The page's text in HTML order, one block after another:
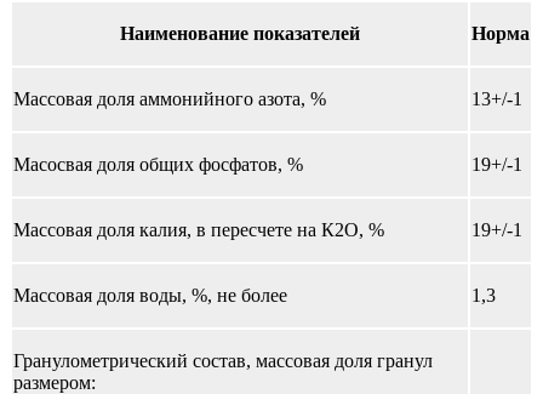
Наименование показателей Норма
Массовая доля аммонийного азота, % 13+/-1
Масосвая доля общих фосфатов, % 19+/-1
Массовая доля калия, в пересчете на К2O, % 19+/-1
Массовая доля воды, %, не более 1,3
Гранулометрический состав, массовая доля гранул
размером: